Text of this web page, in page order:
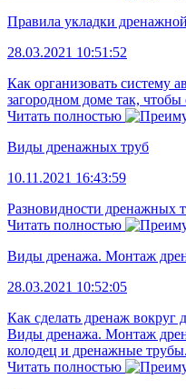
Правила укладки
28.03.2021 10:51:52
Как организовать систему
загородном доме так, чтобы
Читать полностью
Виды дренажных труб
10.11.2021 16:43:59
Разновидности дренажных
Читать полностью
Виды дренажа. Монтаж
28.03.2021 10:52:05
Как сделать дренаж вокруг
Виды дренажа. Монтаж
колодец и дренажные трубы.
Читать полностью